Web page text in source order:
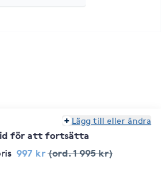
Lägg till eller ändra
för att fortsätta
997 kr(ord. 1 995 kr)